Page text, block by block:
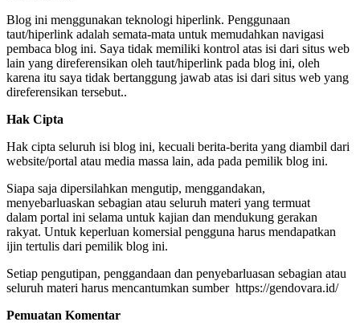
Blog ini menggunakan teknologi hiperlink. Penggunaan
taut/hiperlink adalah semata-mata untuk memudahkan navigasi
pembaca blog ini. Saya tidak memiliki kontrol atas isi dari situs web
lain yang direferensikan oleh taut/hiperlink pada blog ini, oleh
karena itu saya tidak bertanggung jawab atas isi dari situs web yang
direferensikan tersebut..
Hak Cipta
Hak cipta seluruh isi blog ini, kecuali berita-berita yang diambil dari
website/portal atau media massa lain, ada pada pemilik blog ini.
Siapa saja dipersilahkan mengutip, menggandakan,
menyebarluaskan sebagian atau seluruh materi yang termuat
dalam portal ini selama untuk kajian dan mendukung gerakan
rakyat. Untuk keperluan komersial pengguna harus mendapatkan
ijin tertulis dari pemilik blog ini.
Setiap pengutipan, penggandaan dan penyebarluasan sebagian atau
seluruh materi harus mencantumkan sumber https://gendovara.id/
Pemuatan Komentar